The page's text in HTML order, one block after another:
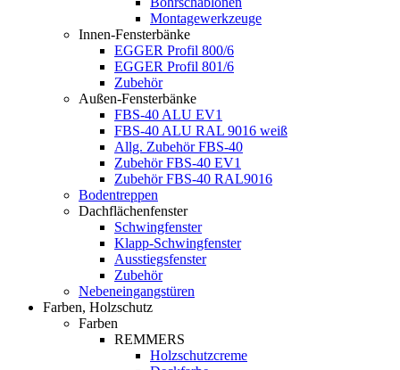
Montagewerkzeuge
Innen-Fensterbänke
EGGER Profil 800/6
EGGER Profil 801/6
Zubehör
Außen-Fensterbänke
FBS-40 ALU EV1
FBS-40 ALU RAL 9016 weiß
Allg. Zubehör FBS-40
Zubehör FBS-40 EV1
Zubehör FBS-40 RAL9016
Bodentreppen
Dachflächenfenster
Schwingfenster
Klapp-Schwingfenster
Ausstiegsfenster
Zubehör
Nebeneingangstüren
Farben, Holzschutz
Farben
REMMERS
Holzschutzcreme